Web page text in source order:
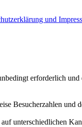
und
erforderlich
Besucherzahlen und
unterschiedlichen